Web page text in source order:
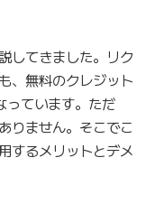
してきました。リク
、無料のクレジット
っています。ただ
りません。そこでこ
するメリットとデメ